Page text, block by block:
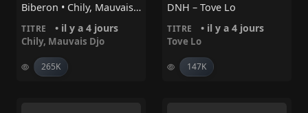
Biberon • Chily, Mauvais Djo
TITRE • il y a 4 jours
Chily, Mauvais Djo
265K
DNH – Tove Lo
TITRE • il y a 4 jours
Tove Lo
147K